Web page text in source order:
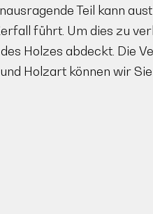
Teil kann
führt. Um dies zu
Holzes abdeckt. Die
Holzart können wir